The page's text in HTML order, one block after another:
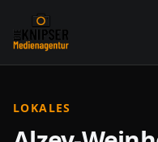
LOKALES